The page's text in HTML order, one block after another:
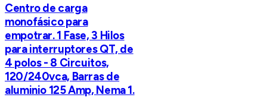
Centro de carga
monofásico para
empotrar. 1 Fase, 3 Hilos
para interruptores QT, de
4 polos - 8 Circuitos,
120/240vca, Barras de
aluminio 125 Amp, Nema 1.